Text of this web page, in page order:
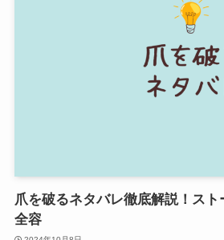
爪を破るネタバレ徹底解説！ス
全容